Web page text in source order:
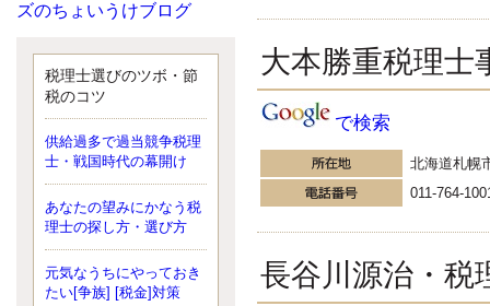
ズのちょいうけブログ
なったことに気付いた、税理士の
北井です。寂しいです。 先日、テ
ィームズイベントとしてバーベキ
ップしようと思いましたが、そこ
はセンスある後のブロガーに任せ
ようと思います。
更新:2017年5月1日(大阪市北区)
---------------------
サクセス会計事務所
サクセス税理士のお役立ち
ブログ
平成２７年１月１日以降開始の相
税理士選びのツボ・節
税のコツ
供給過多で過当競争税理
士・戦国時代の幕開け
あなたの望みにかなう税
理士の探し方・選び方
元気なうちにやっておき
たい[争族] [税金]対策
大本勝重税理士
で検索
北海道札幌
011-764-
長谷川源治・税